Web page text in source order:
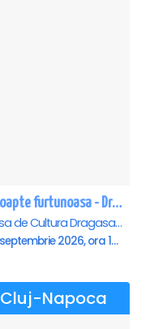
O noapte furtunoasa - Dragasani
Casa de Cultura Dragasani, Dragasani
24 septembrie 2026, ora 19:00
Cluj-Napoca